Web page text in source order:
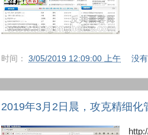
时间： 3/05/2019 12:09:00 上午 没
2019年3月2日晨，攻克精细化